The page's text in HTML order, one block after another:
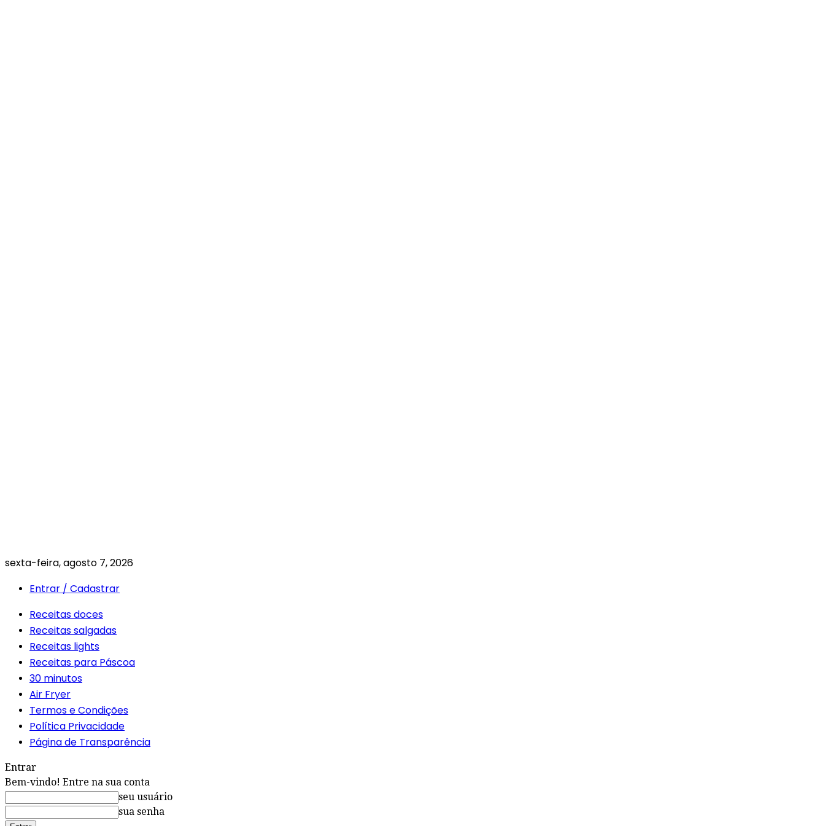
sexta-feira, agosto 7, 2026
Entrar / Cadastrar
Receitas doces
Receitas salgadas
Receitas lights
Receitas para Páscoa
30 minutos
Air Fryer
Termos e Condições
Política Privacidade
Página de Transparência
Entrar
Bem-vindo! Entre na sua conta
seu usuário
sua senha